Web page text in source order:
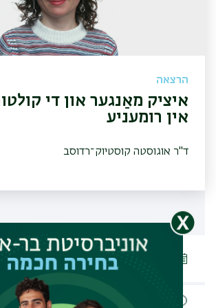
הרצאה
איציק מאַנגער און די קולטור־ליגע
אין רומעניע
ד"ר אוגוסטה קוסטיוק־רדוסב
תאריך האירוע
25.11.2025, ה כסלו התשפו, יום
שלישי
14:00 - 15:30